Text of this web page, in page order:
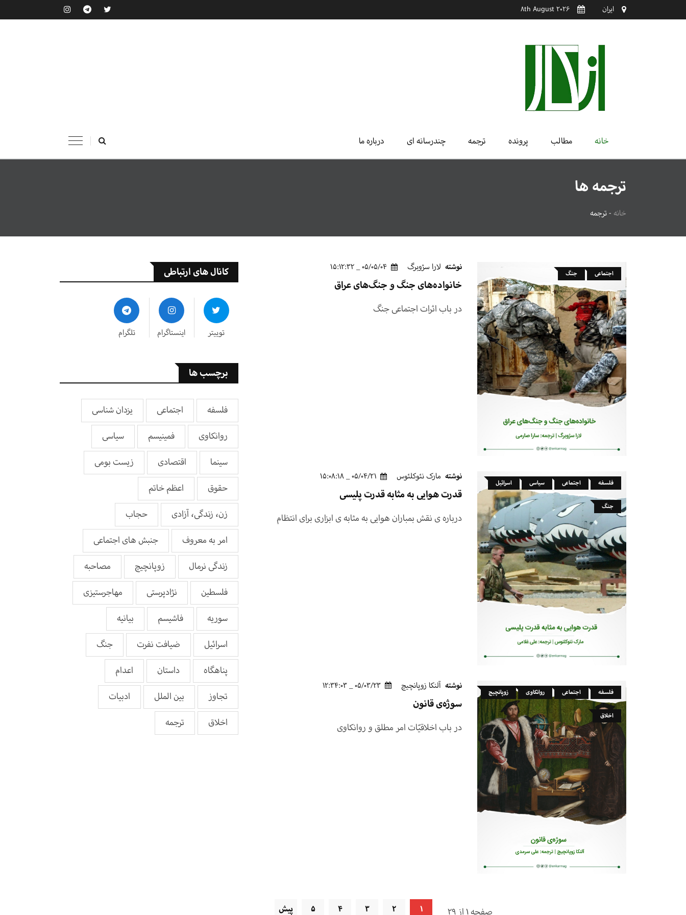
ایران 8th August 2026
خانه مطالب پرونده ترجمه چندرسانه ای درباره ما
ترجمه ها
خانه -ترجمه
اجتماعی جنگ
نوشته لارا سژوبرگ 05/05/04 _ 15:12:32
خانواده‌های جنگ و جنگ‌های عراق
در باب اثرات اجتماعی جنگ
فلسفه اجتماعی سیاسی اسرائیل
جنگ
نوشته مارک نئوکلئوس 05/04/21 _ 15:08:18
قدرت هوایی به مثابه قدرت پلیسی
درباره ی نقش بمباران هوایی به مثابه ی ابزاری برای انتظام
فلسفه اجتماعی روانکاوی زوپانچیچ
اخلاق
نوشته آلنکا زوپانچیچ 05/03/23 _ 12:34:03
سوژه‌ی قانون
در باب اخلاقیّات امر مطلق و روانکاوی
1
2
3
4
5 پیش
کانال های ارتباطی
توییتر اینستاگرام تلگرام
برچسب ها
فلسفه اجتماعی
یزدان شناسی
روانکاوی
فمینیسم
سیاسی
سینما
اقتصادی
زیست بومی
حقوق
اعظم خاتم
زن، زندگی، آزادی
حجاب
امر به معروف
جنبش های اجتماعی
زندگی نرمال
زوپانچیچ
مصاحبه
فلسطین
نژادپرستی
مهاجرستیزی
سوریه
فاشیسم
بيانيه
اسرائیل
ضیافت نفرت
جنگ
پناهگاه
داستان
اعدام
تجاوز
بین الملل
ادبیات
اخلاق
ترجمه